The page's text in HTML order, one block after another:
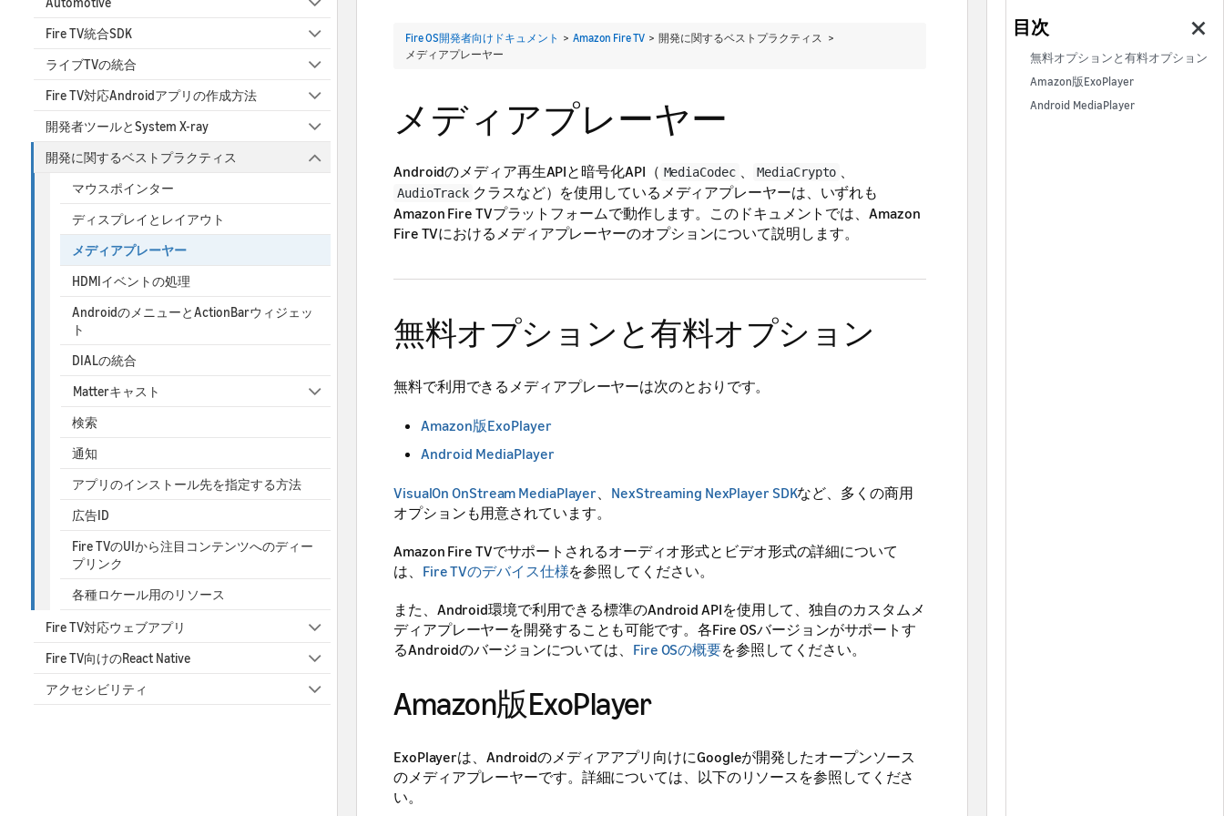
Fire TV統合SDK
ライブTVの統合
Fire TV対応Androidアプリの作成方法
開発者ツールとSystem X-ray
開発に関するベストプラクティス
マウスポインター
ディスプレイとレイアウト
メディアプレーヤー
HDMIイベントの処理
AndroidのメニューとActionBarウィジェッ
ト
DIALの統合
Matterキャスト
検索
通知
アプリのインストール先を指定する方法
広告ID
Fire TVのUIから注目コンテンツへのディー
プリンク
各種ロケール用のリソース
Fire TV対応ウェブアプリ
Fire TV向けのReact Native
アクセシビリティ
Fire OS開発者向けドキュメント > Amazon Fire TV > 開発に関するベストプラクティス >
メディアプレーヤー
メディアプレーヤー
Androidのメディア再生APIと暗号化API（ MediaCodec MediaCrypto
AudioTrack クラスなど）を使用しているメディアプレーヤーは、いずれも
Amazon Fire TVプラットフォームで動作します。このドキュメントでは、Amazon
Fire TVにおけるメディアプレーヤーのオプションについて説明します。
無料オプションと有料オプション
無料で利用できるメディアプレーヤーは次のとおりです。
Amazon版ExoPlayer
Android MediaPlayer
VisualOn OnStream MediaPlayer NexStreaming NexPlayer SDKなど、多くの商用
オプションも用意されています。
Amazon Fire TVでサポートされるオーディオ形式とビデオ形式の詳細について
は、 Fire TVのデバイス仕様を参照してください。
また、Android環境で利用できる標準のAndroid APIを使用して、独自のカスタムメ
ディアプレーヤーを開発することも可能です。各Fire OSバージョンがサポートす
るAndroidのバージョンについては、 Fire OSの概要を参照してください。
Amazon版ExoPlayer
ExoPlayerは、Androidのメディアアプリ向けにGoogleが開発したオープンソース
のメディアプレーヤーです。詳細については、以下のリソースを参照してくださ
い。
無料オプションと有料オプション
Amazon版ExoPlayer
Android MediaPlayer